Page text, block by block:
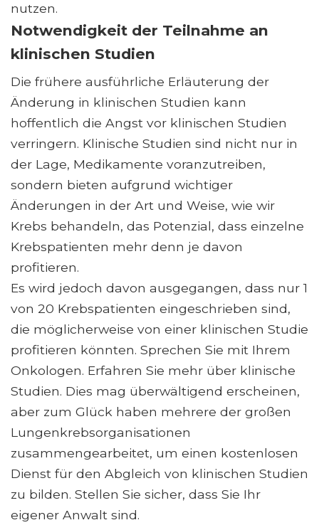
nutzen.
Notwendigkeit der Teilnahme an
klinischen Studien
Die frühere ausführliche Erläuterung der
Änderung in klinischen Studien kann
hoffentlich die Angst vor klinischen Studien
verringern. Klinische Studien sind nicht nur in
der Lage, Medikamente voranzutreiben,
sondern bieten aufgrund wichtiger
Änderungen in der Art und Weise, wie wir
Krebs behandeln, das Potenzial, dass einzelne
Krebspatienten mehr denn je davon
profitieren.
Es wird jedoch davon ausgegangen, dass nur 1
von 20 Krebspatienten eingeschrieben sind,
die möglicherweise von einer klinischen Studie
profitieren könnten. Sprechen Sie mit Ihrem
Onkologen. Erfahren Sie mehr über klinische
Studien. Dies mag überwältigend erscheinen,
aber zum Glück haben mehrere der großen
Lungenkrebsorganisationen
zusammengearbeitet, um einen kostenlosen
Dienst für den Abgleich von klinischen Studien
zu bilden. Stellen Sie sicher, dass Sie Ihr
eigener Anwalt sind.